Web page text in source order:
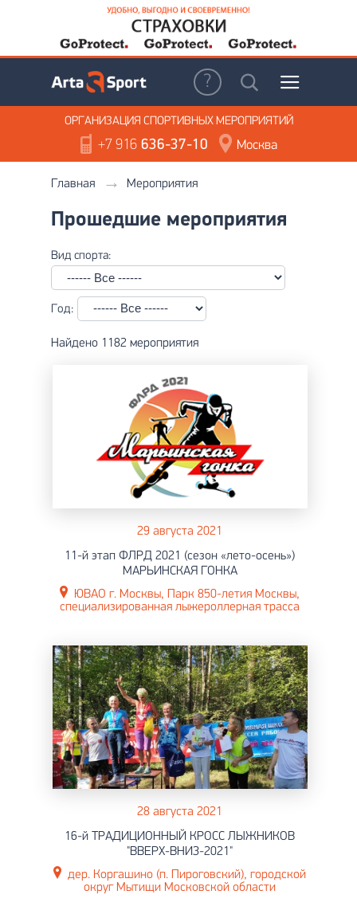
ОРГАНИЗАЦИЯ СПОРТИВНЫХ МЕРОПРИЯТИЙ
+7 916636-37-10 Москва
Главная Мероприятия
Прошедшие мероприятия
Вид спорта:
Год:
Найдено 1182 мероприятия
29 августа 2021
11-й этап ФЛРД 2021 (сезон «лето-осень»)
МАРЬИНСКАЯ ГОНКА
ЮВАО г. Москвы, Парк 850-летия Москвы,
специализированная лыжероллерная трасса
28 августа 2021
16-й ТРАДИЦИОННЫЙ КРОСС ЛЫЖНИКОВ
"ВВЕРХ-ВНИЗ-2021"
дер. Коргашино (п. Пироговский), городской
округ Мытищи Московской области